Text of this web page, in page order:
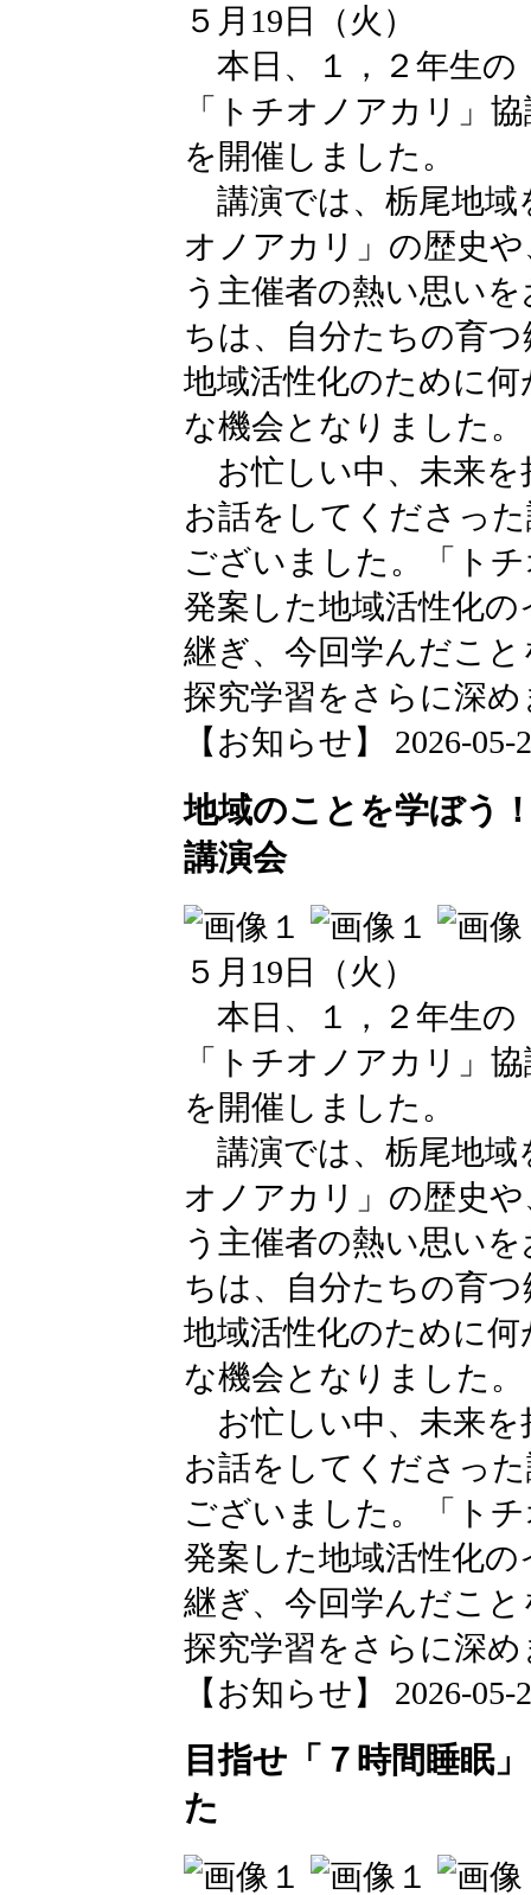
５月19日（火）
本日、１，２年生の
「トチオノアカリ」
を開催しました。
講演では、栃尾地域
オノアカリ」の歴史
う主催者の熱い思い
ちは、自分たちの育
地域活性化のために
な機会となりました。
お忙しい中、未来を
お話をしてくださっ
ございました。「ト
発案した地域活性化
継ぎ、今回学んだこ
探究学習をさらに深め
【お知らせ】 2026-05-
地域のことを学ぼう
講演会
５月19日（火）
本日、１，２年生の
「トチオノアカリ」
を開催しました。
講演では、栃尾地域
オノアカリ」の歴史
う主催者の熱い思い
ちは、自分たちの育
地域活性化のために
な機会となりました。
お忙しい中、未来を
お話をしてくださっ
ございました。「ト
発案した地域活性化
継ぎ、今回学んだこ
探究学習をさらに深め
【お知らせ】 2026-05-
目指せ「７時間睡眠
た